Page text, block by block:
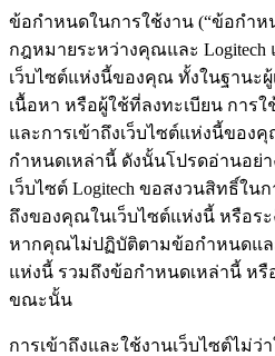
ข้อกำหนดในการใช้งาน (“ข้อกำห
กฎหมายระหว่างคุณและ Logitech
เว็บไซต์แห่งนี้ของคุณ ทั้งในฐานะ
เนื้อหา หรือผู้ใช้ที่ลงทะเบียน การ
และการเข้าถึงเว็บไซต์แห่งนี้ของ
กำหนดเหล่านี้ ดังนั้นโปรดอ่านอย่
เว็บไซต์ Logitech ขอสงวนสิทธิ์ใน
ถึงของคุณในเว็บไซต์แห่งนี้ หรือร
หากคุณไม่ปฏิบัติตามข้อกำหนดแล
แห่งนี้ รวมถึงข้อกำหนดเหล่านี้ หรื
ขณะนั้น
การเข้าถึงและใช้งานเว็บไซต์ไม่